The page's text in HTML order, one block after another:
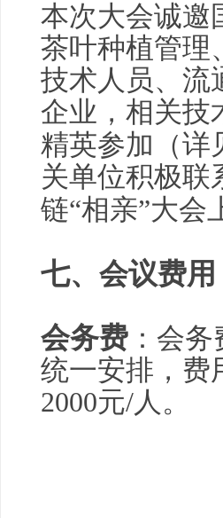
本次大会诚邀
茶叶种植管理
技术人员、流
企业，相关技
精英参加（详
关单位积极联
链“相亲”大会
七、 会议费用
会务费 ：会
统一安排，费
2000元/人。